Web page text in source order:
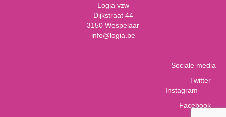
Logia vzw
Dijkstraat 44
3150 Wespelaar
info@logia.be
Sociale media
Twitter
Instagram
Facebook